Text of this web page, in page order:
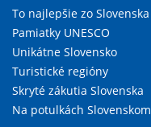
To najlepšie zo Slovenska
Pamiatky UNESCO
Unikátne Slovensko
Turistické regióny
Skryté zákutia Slovenska
Na potulkách Slovenskom